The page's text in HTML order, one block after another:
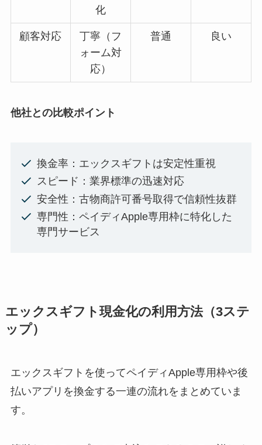
化
顧客対応
丁寧（フ
ォーム対
応）
普通 良い
他社との比較ポイント
換金率：エックスギフトは安定性重視
スピード：業界標準の迅速対応
安全性：古物商許可番号取得で信頼性抜群
専門性：ペイディApple専用枠に特化した
専門サービス
エックスギフト現金化の利用方法（3ステ
ップ）
エックスギフトを使ってペイディApple専用枠や後
払いアプリを換金する一連の流れをまとめていま
す。